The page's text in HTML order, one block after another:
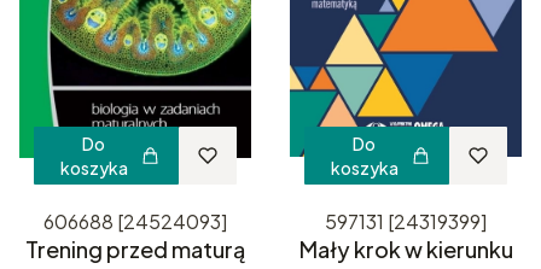
Do
koszyka
606688 [24524093]
Trening przed maturą
Do
koszyka
597131 [24319399]
Mały krok w kierunku